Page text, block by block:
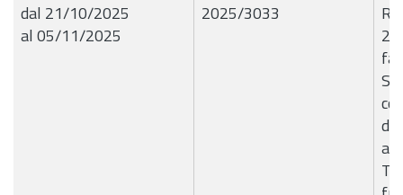
dal 21/10/2025
al 05/11/2025
2025/3033
di